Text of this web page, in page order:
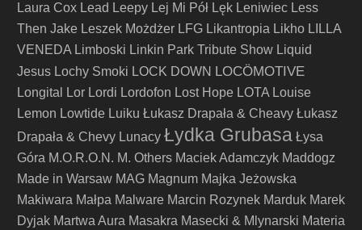
Laura Cox Lead Leepy Lej Mi Pół Lęk Leniwiec Less
Then Jake Leszek Możdżer LFG Likantropia Likho LILLA
VENEDA Limboski Linkin Park Tribute Show Liquid
Jesus Lochy Smoki LOCK DOWN LOCÖMOTIVE
Longital Lor Lordi Lordofon Lost Hope LOTA Louise
Lemon Lowtide Luiku Łukasz Drapała & Cheavy Łukasz
Drapała & Chevy Lunacy Łydka Grubasa Łysa
Góra M.O.R.O.N. M. Others Maciek Adamczyk Maddogz
Made in Warsaw MAG Magnum Majka Jeżowska
Makiwara Małpa Malware Marcin Rozynek Marduk Marek
Dyjak Martwa Aura Masakra Masecki & Mlynarski Materia